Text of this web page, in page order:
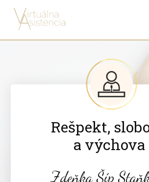
Rešpekt,
a výchova
Zdeňka Šíp